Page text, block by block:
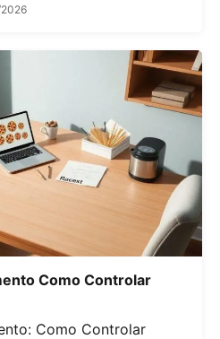
Como Controlar
Como Controlar